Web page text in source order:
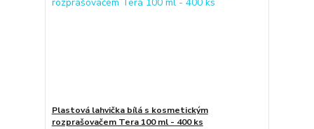
Plastová lahvička bílá s kosmetickým
rozprašovačem Tera 100 ml - 400 ks